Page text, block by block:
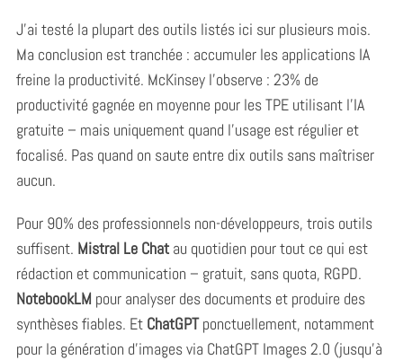
J’ai testé la plupart des outils listés ici sur plusieurs mois.
Ma conclusion est tranchée : accumuler les applications IA
freine la productivité. McKinsey l’observe : 23% de
productivité gagnée en moyenne pour les TPE utilisant l’IA
gratuite – mais uniquement quand l’usage est régulier et
focalisé. Pas quand on saute entre dix outils sans maîtriser
aucun.
Pour 90% des professionnels non-développeurs, trois outils
suffisent. Mistral Le Chatau quotidien pour tout ce qui est
rédaction et communication – gratuit, sans quota, RGPD.
NotebookLM pour analyser des documents et produire des
synthèses fiables. Et ChatGPTponctuellement, notamment
pour la génération d’images via ChatGPT Images 2.0 (jusqu’à